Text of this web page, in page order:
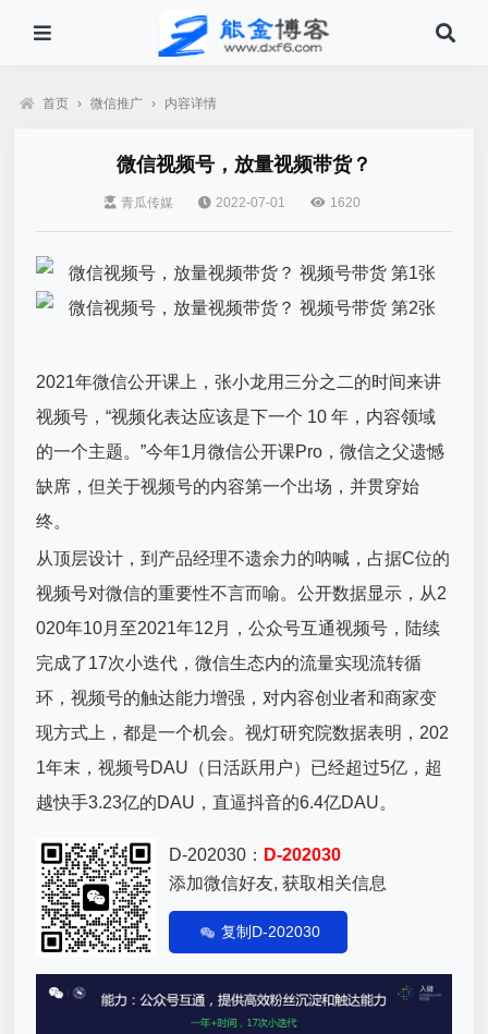
首页 › 微信推广 › 内容详情
微信视频号，放量视频带货？
青瓜传媒 2022-07-01 1620
2021年微信公开课上，张小龙用三分之二的时间来讲
视频号，“视频化表达应该是下一个 10 年，内容领域
的一个主题。”今年1月微信公开课Pro，微信之父遗憾
缺席，但关于视频号的内容第一个出场，并贯穿始
终。
从顶层设计，到产品经理不遗余力的呐喊，占据C位的
视频号对微信的重要性不言而喻。公开数据显示，从2
020年10月至2021年12月，公众号互通视频号，陆续
完成了17次小迭代，微信生态内的流量实现流转循
环，视频号的触达能力增强，对内容创业者和商家变
现方式上，都是一个机会。视灯研究院数据表明，202
1年末，视频号DAU（日活跃用户）已经超过5亿，超
越快手3.23亿的DAU，直逼抖音的6.4亿DAU。
D-202030： D-202030
添加微信好友, 获取相关信息
复制D-202030